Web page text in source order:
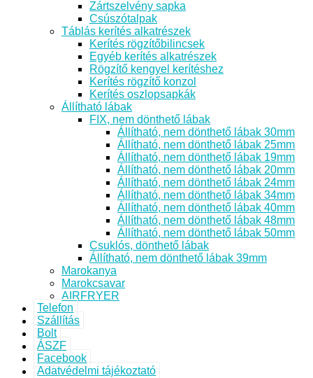
Zártszelvény sapka
Csúszótalpak
Táblás kerítés alkatrészek
Kerítés rögzítőbilincsek
Egyéb kerítés alkatrészek
Rögzítő kengyel kerítéshez
Kerítés rögzítő konzol
Kerítés oszlopsapkák
Állítható lábak
FIX, nem dönthető lábak
Állítható, nem dönthető lábak 30mm
Állítható, nem dönthető lábak 25mm
Állítható, nem dönthető lábak 19mm
Állítható, nem dönthető lábak 20mm
Állítható, nem dönthető lábak 24mm
Állítható, nem dönthető lábak 34mm
Állítható, nem dönthető lábak 40mm
Állítható, nem dönthető lábak 48mm
Állítható, nem dönthető lábak 50mm
Csuklós, dönthető lábak
Állítható, nem dönthető lábak 39mm
Marokanya
Marokcsavar
AIRFRYER
Telefon
Szállítás
Bolt
ÁSZF
Facebook
Adatvédelmi tájékoztató